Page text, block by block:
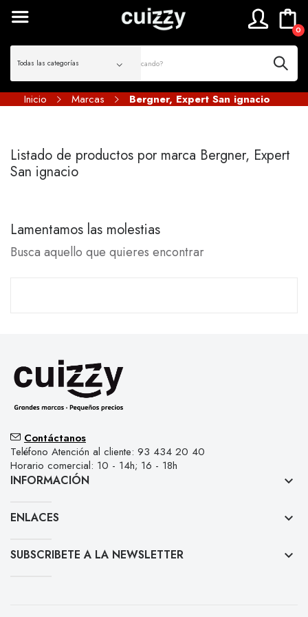
0
Inicio Marcas Bergner, Expert San ignacio
Listado de productos por marca Bergner, Expert
San ignacio
Lamentamos las molestias
Busca aquello que quieres encontrar
Contáctanos
Teléfono Atención al cliente: 93 434 20 40
Horario comercial: 10 - 14h; 16 - 18h
INFORMACIÓN keyboard_arrow_down
ENLACES keyboard_arrow_down
SUBSCRIBETE A LA NEWSLETTER keyboard_arrow_down